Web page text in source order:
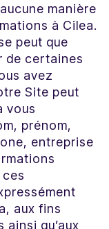
manière
à Cilea.
peut que
de certaines
avez
Site peut
vous
prénom,
entreprise
aux fins
qu’aux